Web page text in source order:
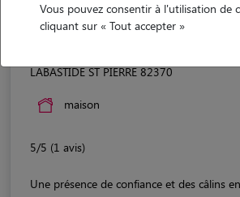
LABASTIDE ST PIERRE 82370
maison
5/5 (1 avis)
Une présence de confiance et des câlins
Vous pouvez consentir à l'utilisation de
cliquant sur « Tout accepter »